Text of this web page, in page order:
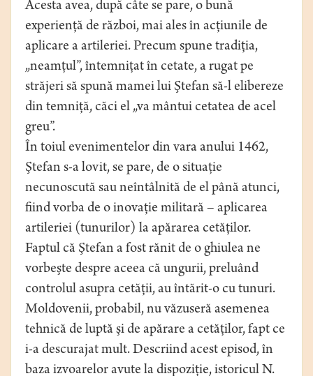
Acesta avea, după câte se pare, o bună
experienţă de război, mai ales în acţiunile de
aplicare a artileriei. Precum spune tradiţia,
„neamţul”, întemniţat în cetate, a rugat pe
străjeri să spună mamei lui Ştefan să-l elibereze
din temniţă, căci el „va mântui cetatea de acel
greu”.
În toiul evenimentelor din vara anului 1462,
Ştefan s-a lovit, se pare, de o situaţie
necunoscută sau neîntâlnită de el până atunci,
fiind vorba de o inovaţie militară – aplicarea
artileriei (tunurilor) la apărarea cetăţilor.
Faptul că Ştefan a fost rănit de o ghiulea ne
vorbeşte despre aceea că ungurii, preluând
controlul asupra cetăţii, au întărit-o cu tunuri.
Moldovenii, probabil, nu văzuseră asemenea
tehnică de luptă şi de apărare a cetăţilor, fapt ce
i-a descurajat mult. Descriind acest episod, în
baza izvoarelor avute la dispoziţie, istoricul N.